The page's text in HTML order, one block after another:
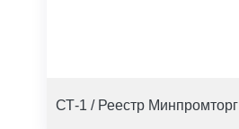
СТ-1 / Реестр Минпромторг